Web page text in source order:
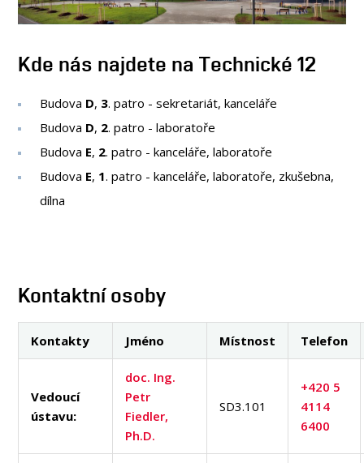
OSOBY
MÉDIA
KONTAKT
Kde nás najdete na Technické 12
Budova D, 3. patro - sekretariát, kanceláře
Budova D, 2. patro - laboratoře
Budova E, 2. patro - kanceláře, laboratoře
Budova E, 1. patro - kanceláře, laboratoře, zkušebna,
dílna
Kontaktní osoby
Kontakty Jméno Místnost Telefon
Vedoucí
ústavu:
doc. Ing.
Petr
Fiedler,
Ph.D.
SD3.101
+420 5
4114
6400